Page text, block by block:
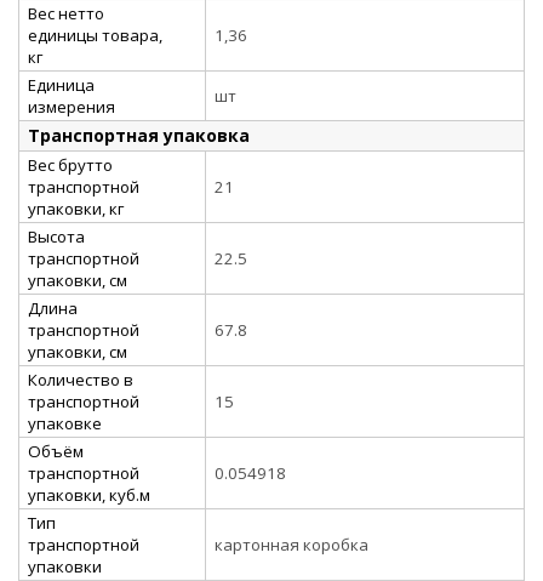
Вес нетто
единицы товара,
кг
1,36
Единица
измерения
шт
Транспортная упаковка
Вес брутто
транспортной
упаковки, кг
21
Высота
транспортной
упаковки, см
22.5
Длина
транспортной
упаковки, см
67.8
Количество в
транспортной
упаковке
15
Объём
транспортной
упаковки, куб.м
0.054918
Тип
транспортной
упаковки
картонная коробка